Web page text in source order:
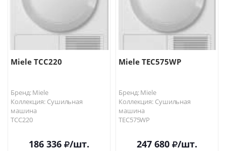
Miele TCC220
Бренд: Miele
Коллекция: Сушильная
машина
TCC220
186 336 /шт.
Miele TEC575WP
Бренд: Miele
Коллекция: Сушильная
машина
TEC575WP
247 680 /шт.